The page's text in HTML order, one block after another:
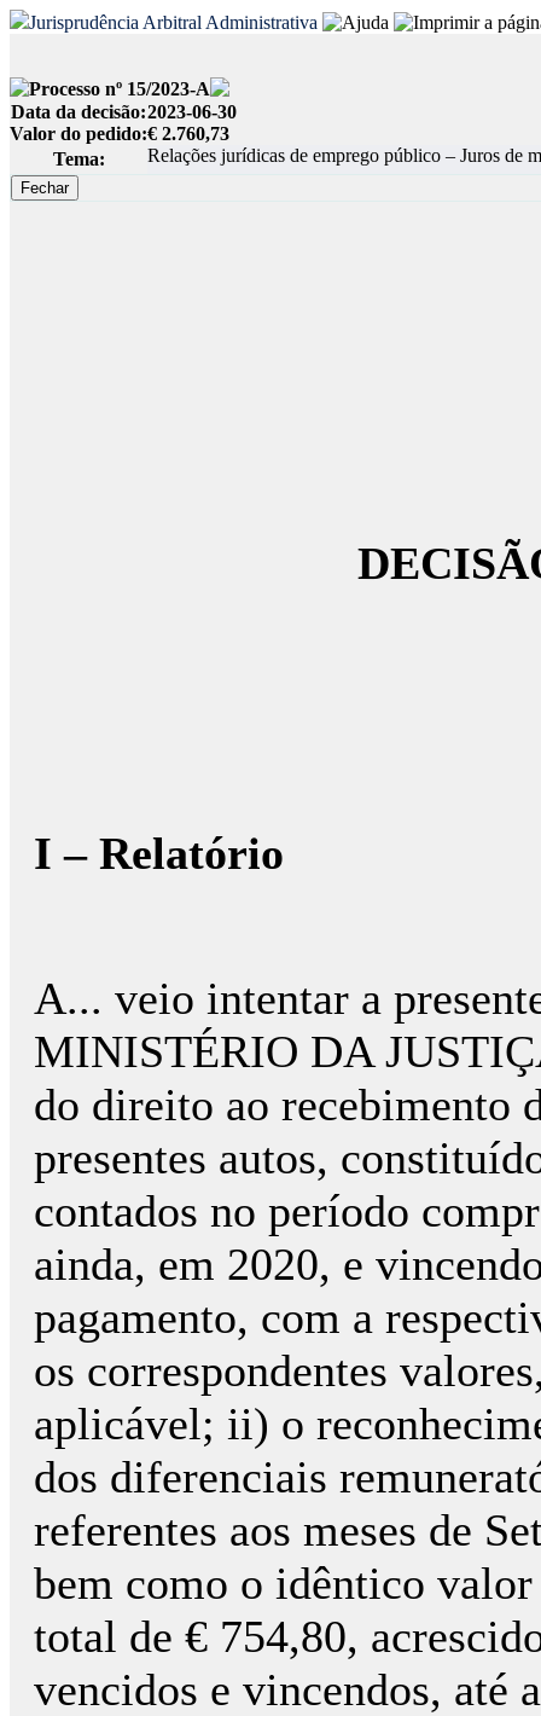
Jurisprudência Arbitral Administrativa
Processo nº 15/2023-A
Data da decisão:2023-06-30
Valor do pedido:€ 2.760,73
Tema:
Relações jurídicas de emprego público – Juros de
I – Relatório
A... veio intentar a
MINISTÉRIO DA
do direito ao recebimento
presentes autos,
contados no período
ainda, em 2020, e
pagamento, com a
os correspondentes
aplicável; ii) o
dos diferenciais
referentes aos meses de
bem como o idêntico
total de € 754,80,
vencidos e vincendos, até